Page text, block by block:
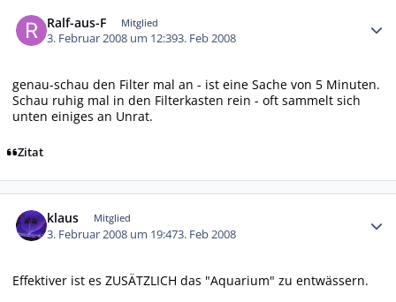
Ralf-aus-F Mitglied
3. Februar 2008 um 12:393. Feb 2008
genau-schau den Filter mal an - ist eine Sache von 5 Minuten.
Schau ruhig mal in den Filterkasten rein - oft sammelt sich
unten einiges an Unrat.
Zitat
klaus Mitglied
3. Februar 2008 um 19:473. Feb 2008
Effektiver ist es ZUSÄTZLICH das "Aquarium" zu entwässern.